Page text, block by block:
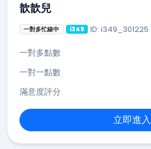
歆歆兒
一對多忙線中 i349 ID: i349_301225
一對多點數
一對一點數
滿意度評分
立即進入